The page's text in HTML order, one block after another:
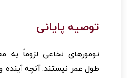
توصیه پایانی
تومورهای نخاعی لزوماً
طول عمر نیستند. آنچه آینده